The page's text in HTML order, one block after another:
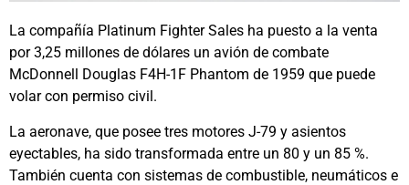
La compañía Platinum Fighter Sales ha puesto a la venta
por 3,25 millones de dólares un avión de combate
McDonnell Douglas F4H-1F Phantom de 1959 que puede
volar con permiso civil.
La aeronave, que posee tres motores J-79 y asientos
eyectables, ha sido transformada entre un 80 y un 85 %.
También cuenta con sistemas de combustible, neumáticos e